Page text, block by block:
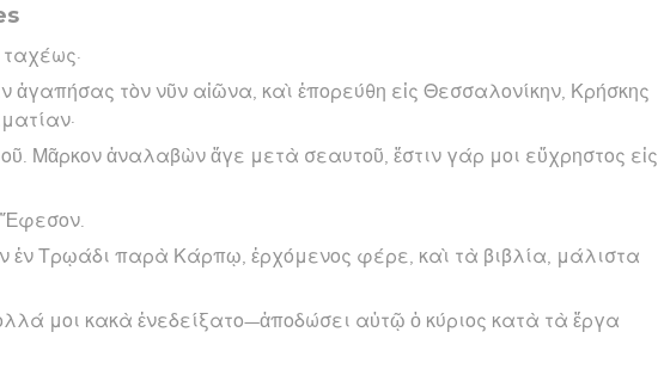
ἀγαπήσας τὸν νῦν αἰῶνα, καὶ ἐπορεύθη εἰς Θεσσαλονίκην, Κρήσκης
Μᾶρκον ἀναλαβὼν ἄγε μετὰ σεαυτοῦ, ἔστιν γάρ μοι εὔχρηστος εἰς
Ἔφεσον.
ἐν Τρῳάδι παρὰ Κάρπῳ, ἐρχόμενος φέρε, καὶ τὰ βιβλία, μάλιστα
μοι κακὰ ἐνεδείξατο—ἀποδώσει αὐτῷ ὁ κύριος κατὰ τὰ ἔργα